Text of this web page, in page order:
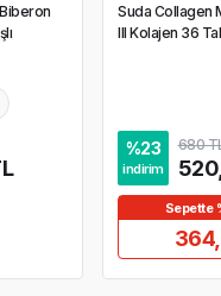
Suda Collagen
III Kolajen 36
%23
indirim
680
Sepette